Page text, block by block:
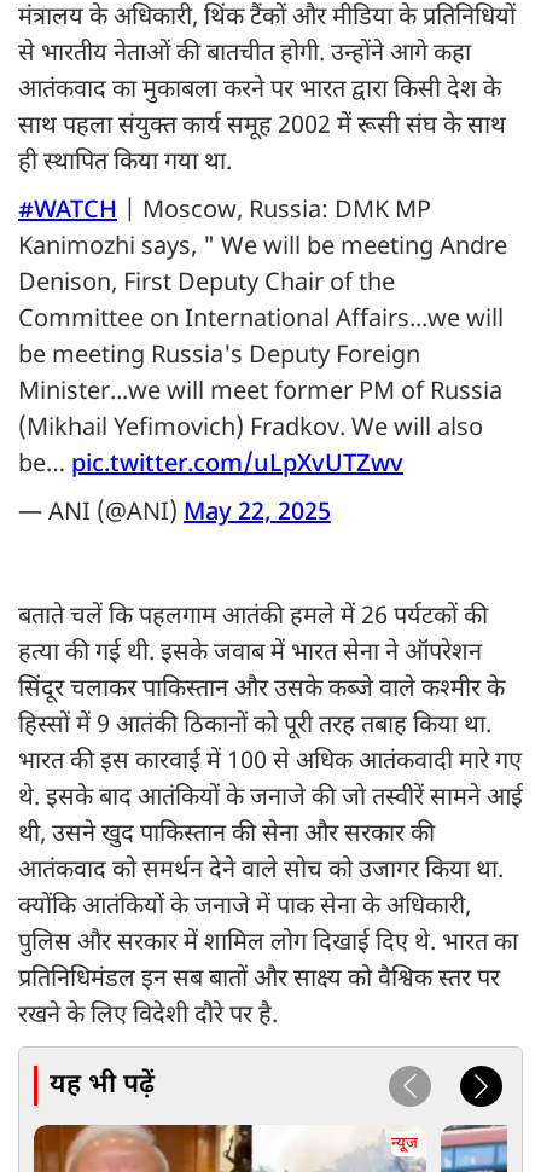
मंत्रालय के अधिकारी, थिंक टैंकों और मीडिया के प्रतिनिधियों
से भारतीय नेताओं की बातचीत होगी. उन्होंने आगे कहा
आतंकवाद का मुकाबला करने पर भारत द्वारा किसी देश के
साथ पहला संयुक्त कार्य समूह 2002 में रूसी संघ के साथ
ही स्थापित किया गया था.
#WATCH | Moscow, Russia: DMK MP
Kanimozhi says, " We will be meeting Andre
Denison, First Deputy Chair of the
Committee on International Affairs...we will
be meeting Russia's Deputy Foreign
Minister...we will meet former PM of Russia
(Mikhail Yefimovich) Fradkov. We will also
be… pic.twitter.com/uLpXvUTZwv
— ANI (@ANI) May 22, 2025
बताते चलें कि पहलगाम आतंकी हमले में 26 पर्यटकों की
हत्या की गई थी. इसके जवाब में भारत सेना ने ऑपरेशन
सिंदूर चलाकर पाकिस्तान और उसके कब्जे वाले कश्मीर के
हिस्सों में 9 आतंकी ठिकानों को पूरी तरह तबाह किया था.
भारत की इस कारवाई में 100 से अधिक आतंकवादी मारे गए
थे. इसके बाद आतंकियों के जनाजे की जो तस्वीरें सामने आई
थी, उसने खुद पाकिस्तान की सेना और सरकार की
आतंकवाद को समर्थन देने वाले सोच को उजागर किया था.
क्योंकि आतंकियों के जनाजे में पाक सेना के अधिकारी,
पुलिस और सरकार में शामिल लोग दिखाई दिए थे. भारत का
प्रतिनिधिमंडल इन सब बातों और साक्ष्य को वैश्विक स्तर पर
रखने के लिए विदेशी दौरे पर है.
यह भी पढ़ें
न्यूज